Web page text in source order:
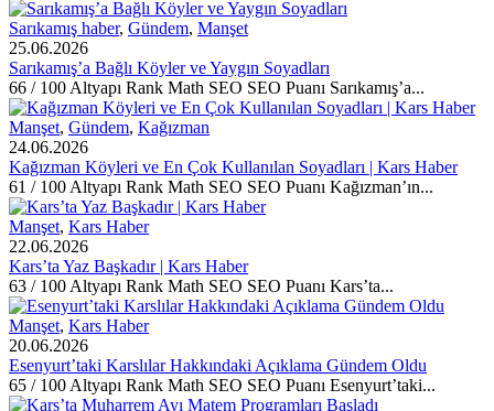
Sarıkamış haber, Gündem, Manşet
25.06.2026
Sarıkamış’a Bağlı Köyler ve Yaygın Soyadları
66 / 100 Altyapı Rank Math SEO SEO Puanı Sarıkamış’a...
Manşet, Gündem, Kağızman
24.06.2026
Kağızman Köyleri ve En Çok Kullanılan Soyadları | Kars Haber
61 / 100 Altyapı Rank Math SEO SEO Puanı Kağızman’ın...
Manşet, Kars Haber
22.06.2026
Kars’ta Yaz Başkadır | Kars Haber
63 / 100 Altyapı Rank Math SEO SEO Puanı Kars’ta...
Manşet, Kars Haber
20.06.2026
Esenyurt’taki Karslılar Hakkındaki Açıklama Gündem Oldu
65 / 100 Altyapı Rank Math SEO SEO Puanı Esenyurt’taki...